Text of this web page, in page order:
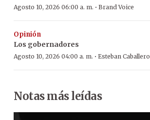
Agosto 10, 2026 06:00 a. m. · Brand Voice
Opinión
Los gobernadores
Agosto 10, 2026 04:00 a. m. · Esteban Caballero
Notas más leídas